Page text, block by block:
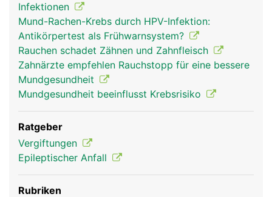
Infektionen
Mund-Rachen-Krebs durch HPV-Infektion:
Antikörpertest als Frühwarnsystem?
Rauchen schadet Zähnen und Zahnfleisch
Zahnärzte empfehlen Rauchstopp für eine bessere
Mundgesundheit
Mundgesundheit beeinflusst Krebsrisiko
Ratgeber
Vergiftungen
Epileptischer Anfall
Rubriken